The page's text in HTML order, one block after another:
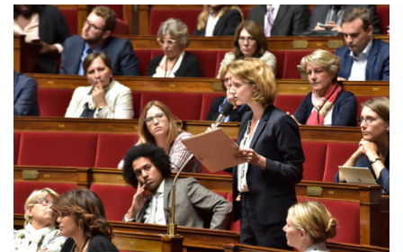
2017